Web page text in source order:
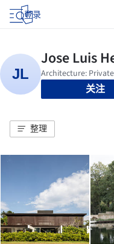
登录
关注
整理